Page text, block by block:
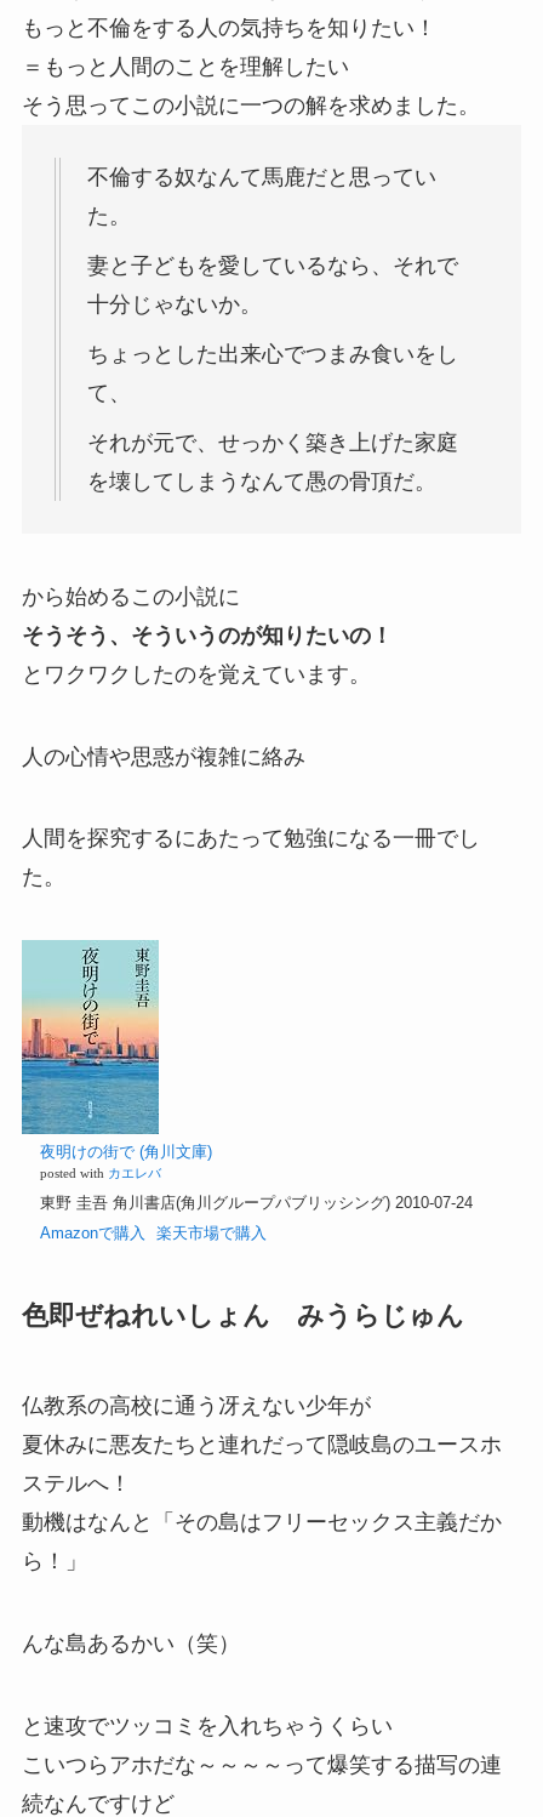
もっと不倫をする人の気持ちを知りたい！
＝もっと人間のことを理解したい
そう思ってこの小説に一つの解を求めました。
不倫する奴なんて馬鹿だと思ってい
た。
妻と子どもを愛しているなら、それで
十分じゃないか。
ちょっとした出来心でつまみ食いをし
て、
それが元で、せっかく築き上げた家庭
を壊してしまうなんて愚の骨頂だ。
から始めるこの小説に
そうそう、そういうのが知りたいの！
とワクワクしたのを覚えています。
人の心情や思惑が複雑に絡み
人間を探究するにあたって勉強になる一冊でし
た。
夜明けの街で (角川文庫)
posted with カエレバ
東野 圭吾 角川書店(角川グループパブリッシング) 2010-07-24
Amazonで購入
楽天市場で購入
色即ぜねれいしょん みうらじゅん
仏教系の高校に通う冴えない少年が
夏休みに悪友たちと連れだって隠岐島のユースホ
ステルへ！
動機はなんと「その島はフリーセックス主義だか
ら！」
んな島あるかい（笑）
と速攻でツッコミを入れちゃうくらい
こいつらアホだな～～～～って爆笑する描写の連
続なんですけど